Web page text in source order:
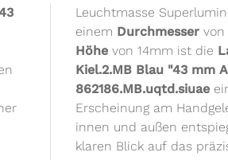
Leuchtmasse
einem Durchmesser
Höhe von 14mm ist die
Kiel.2.MB Blau "43 mm
862186.MB.uqtd.siuae
Erscheinung am
innen und außen
klaren Blick auf das